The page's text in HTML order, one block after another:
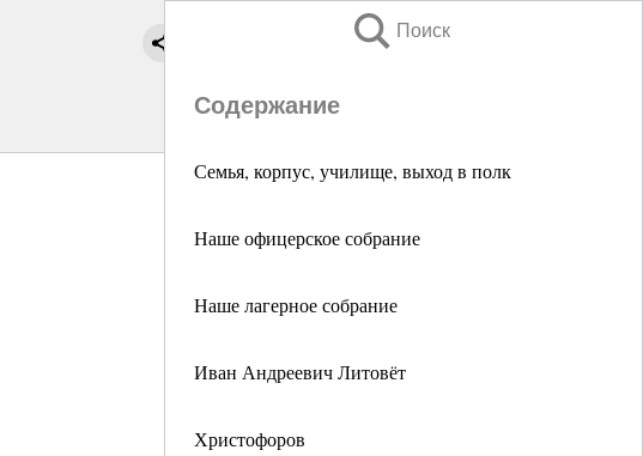
Поиск
Содержание
Семья, корпус, училище, выход в полк
Наше офицерское собрание
Наше лагерное собрание
Иван Андреевич Литовёт
Христофоров